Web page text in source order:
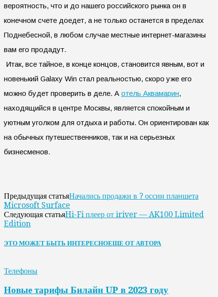
вероятность, что и до нашего российского рынка он в
конечном счете доедет, а не только останется в пределах
Поднебесной, в любом случае местные интернет-магазины
вам его продадут.
Итак, все тайное, в конце концов, становится явным, вот и
новенький Galaxy Win стал реальностью, скоро уже его
можно будет проверить в деле. А отель Аквамарин,
находящийся в центре Москвы, является спокойным и
уютным уголком для отдыха и работы. Он ориентирован как
на обычных путешественников, так и на серьезных
бизнесменов.
Предыдущая статьяНачались продажи в ? оссии планшета
Microsoft Surface
Следующая статьяHi-Fi плеер от iriver — AK100 Limited
Edition
ЭТО МОЖЕТ БЫТЬ ИНТЕРЕСНОЕЩЕ ОТ АВТОРА
Телефоны
Новые тарифы Билайн UP в 2023 году